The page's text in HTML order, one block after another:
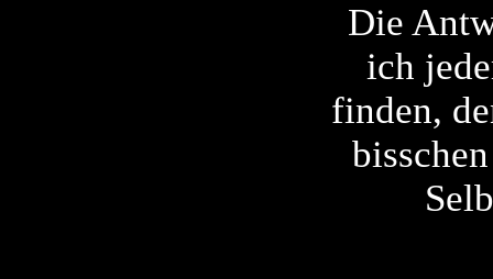
Die
ich
finden,